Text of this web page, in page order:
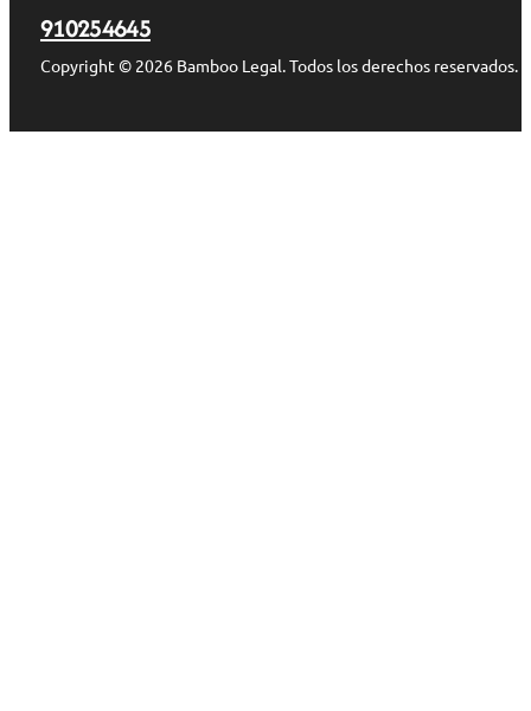
910254645
Copyright © 2026 Bamboo Legal. Todos los derechos reservados.